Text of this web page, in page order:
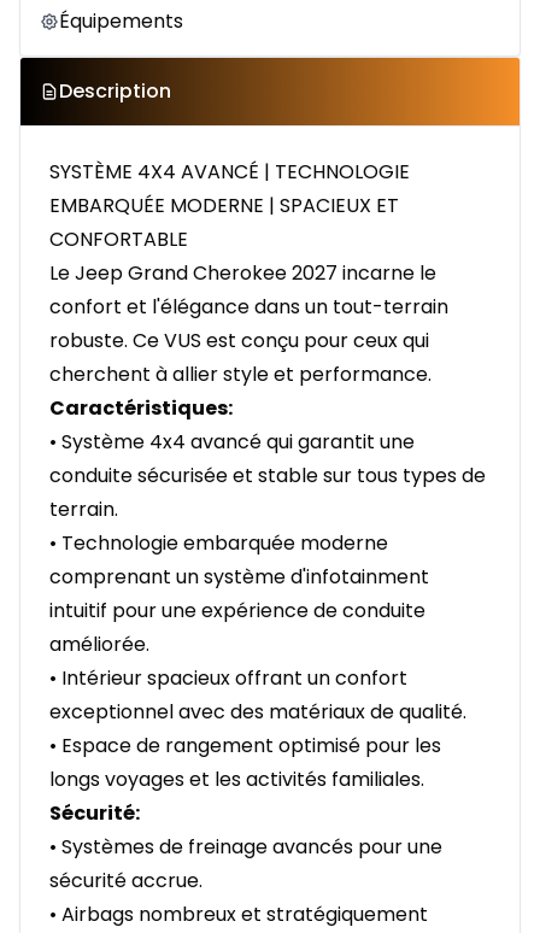
Équipements
Description
SYSTÈME 4X4 AVANCÉ | TECHNOLOGIE
EMBARQUÉE MODERNE | SPACIEUX ET
CONFORTABLE
Le Jeep Grand Cherokee 2027 incarne le
confort et l'élégance dans un tout-terrain
robuste. Ce VUS est conçu pour ceux qui
cherchent à allier style et performance.
Caractéristiques:
• Système 4x4 avancé qui garantit une
conduite sécurisée et stable sur tous types de
terrain.
• Technologie embarquée moderne
comprenant un système d'infotainment
intuitif pour une expérience de conduite
améliorée.
• Intérieur spacieux offrant un confort
exceptionnel avec des matériaux de qualité.
• Espace de rangement optimisé pour les
longs voyages et les activités familiales.
Sécurité:
• Systèmes de freinage avancés pour une
sécurité accrue.
• Airbags nombreux et stratégiquement